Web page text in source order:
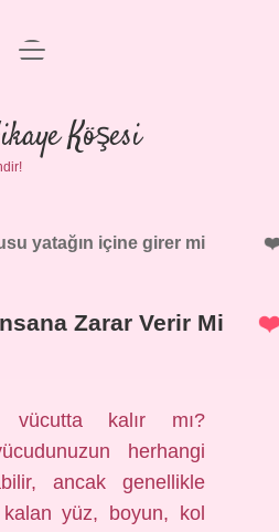
Anasayfa
Politikası
Uyarı
menüyü
Köşesi
yatağın içine girer mi
Zarar Verir Mi
vücutta kalır mı?
herhangi
ancak genellikle
yüz, boyun, kol